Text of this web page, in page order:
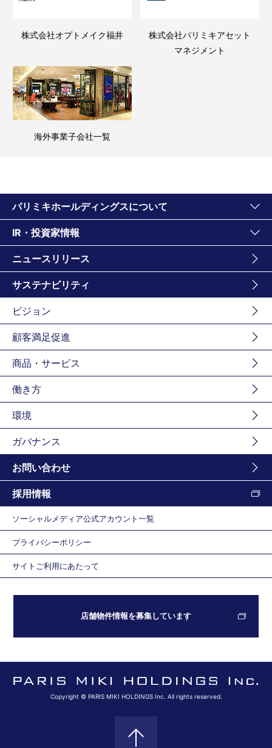
株式会社オプトメイク福井
株式会社パリミキアセット
マネジメント
海外事業子会社一覧
パリミキホールディングスについて
IR・投資家情報
ニュースリリース
サステナビリティ
ビジョン
顧客満足促進
商品・サービス
働き方
環境
ガバナンス
お問い合わせ
採用情報
ソーシャルメディア公式アカウント一覧
プライバシーポリシー
サイトご利用にあたって
店舗物件情報を募集しています
Copyright © PARIS MIKI HOLDINGS Inc. All rights reserved.